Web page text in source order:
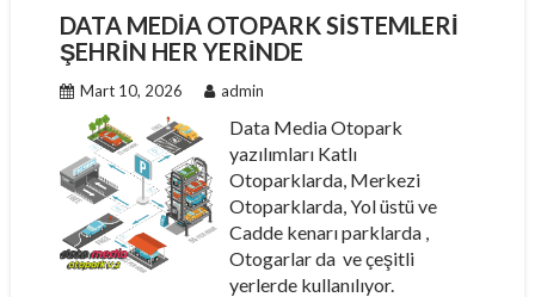
DATA MEDIA OTOPARK SISTEMLERI
ŞEHRIN HER YERINDE
Mart 10, 2026 admin
Data Media Otopark
yazılımları Katlı
Otoparklarda, Merkezi
Otoparklarda, Yol üstü ve
Cadde kenarı parklarda ,
Otogarlar da ve çeşitli
yerlerde kullanılıyor.